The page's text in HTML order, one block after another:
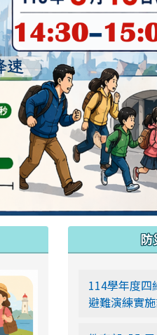
link to https://siwei-
防
114學年度四
避難演練實